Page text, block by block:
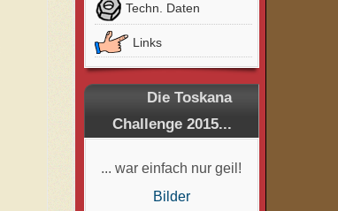
Techn. Daten
Links
Die Toskana
Challenge 2015...
... war einfach nur geil!
Bilder